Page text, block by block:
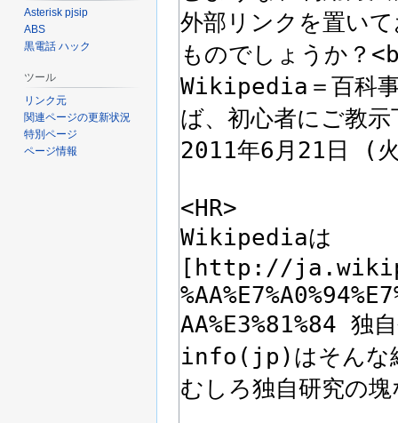
Asterisk pjsip
ABS
黒電話 ハック
ツール
リンク元
関連ページの更新状況
特別ページ
ページ情報